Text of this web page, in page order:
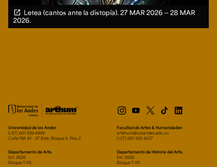
Letea (cantos ante la distopía).27 MAR 2026 ― 28 MAR
2026.
Universidad de los Andes
[+57] 601 339 4949
Calle 19A #1 - 37 Este. Bloque K. Piso 2.
Facultad de Artes & Humanidades
artehum@uniandes.edu.co
[+57] 601 332 4537
Departamento de Arte.
Ext. 2626
Bloque T-115
Departamento de Historia del Arte.
Ext. 2626
Bloque T-115